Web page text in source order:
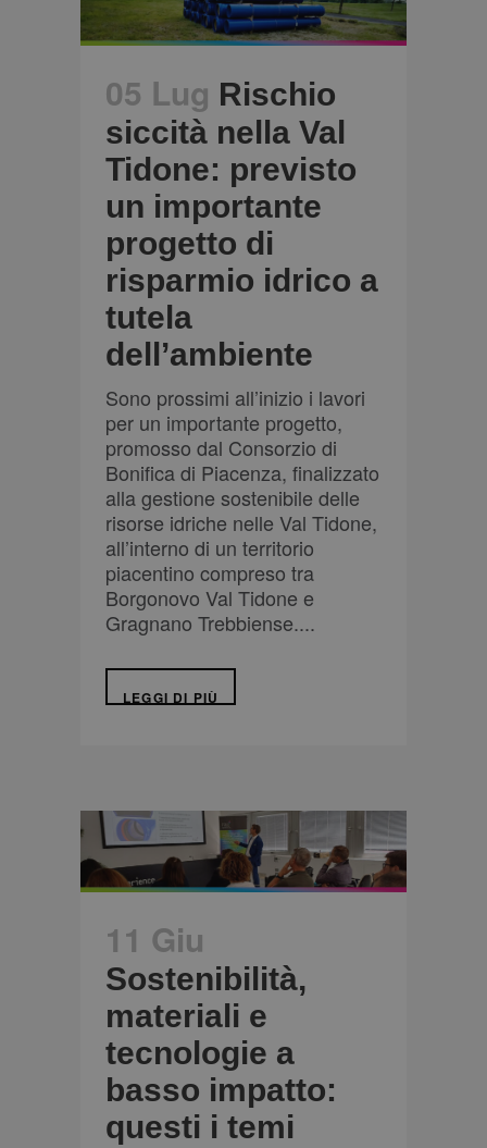
05 Lug Rischio
siccità nella Val
Tidone: previsto
un importante
progetto di
risparmio idrico a
tutela
dell’ambiente
Sono prossimi all’inizio i lavori
per un importante progetto,
promosso dal Consorzio di
Bonifica di Piacenza, finalizzato
alla gestione sostenibile delle
risorse idriche nelle Val Tidone,
all’interno di un territorio
piacentino compreso tra
Borgonovo Val Tidone e
Gragnano Trebbiense....
LEGGI DI PIÙ
11 Giu
Sostenibilità,
materiali e
tecnologie a
basso impatto:
questi i temi